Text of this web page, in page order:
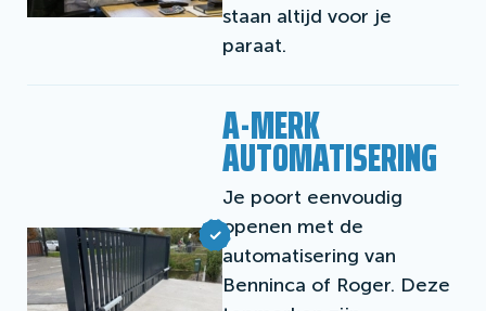
staan altijd voor je
paraat.
A-MERK
AUTOMATISERING
Je poort eenvoudig
openen met de
automatisering van
Benninca of Roger. Deze